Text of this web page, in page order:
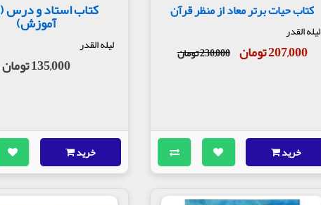
کتاب حیات برتر معاد از منظر قرآن
لیله القدر
207,000 تومان 230,000 تومان
خرید
کتاب استاد و
آموزش)
لیله القدر
135,000 تومان
خرید